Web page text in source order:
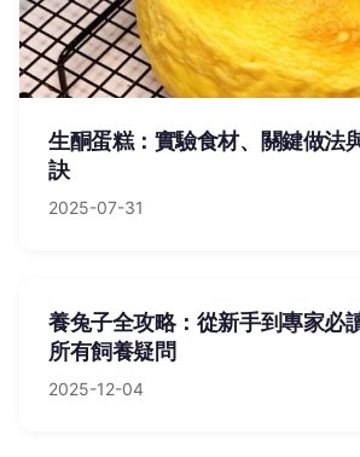
生酮蛋糕：實驗食材、關鍵做法
訣
2025-07-31
養兔子全攻略：從新手到專家必
所有飼養疑問
2025-12-04